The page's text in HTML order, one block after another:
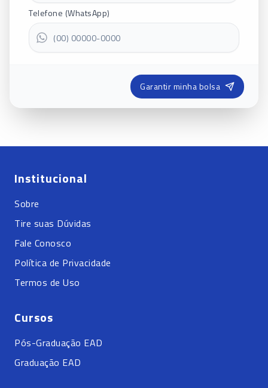
Telefone (WhatsApp)
Garantir minha bolsa
Institucional
Sobre
Tire suas Dúvidas
Fale Conosco
Política de Privacidade
Termos de Uso
Cursos
Pós-Graduação EAD
Graduação EAD